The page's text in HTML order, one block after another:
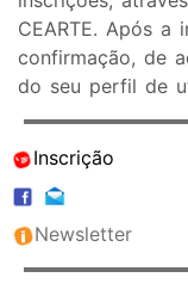
CEARTE. Após a
confirmação, de
do seu perfil de
Inscrição
Newsletter